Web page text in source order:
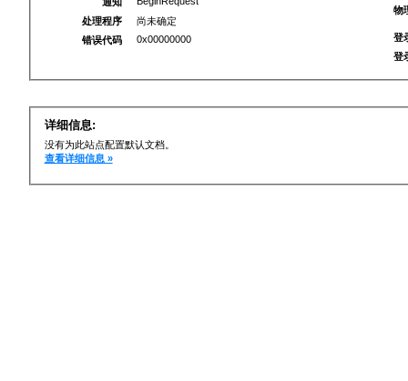
处理程序
尚未确定
错误代码
0x00000000
物
登
登
详细信息:
没有为此站点配置默认文档。
查看详细信息 »